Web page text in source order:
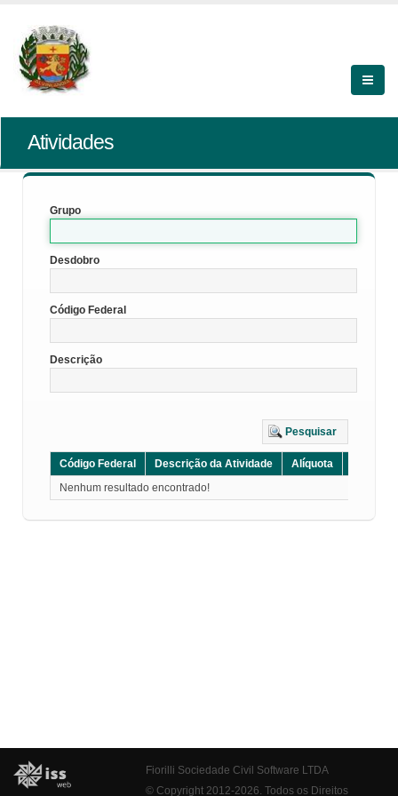
Atividades
Grupo
Desdobro
Código Federal
Descrição
Pesquisar
Código Federal Descrição da Atividade Alíquota
Nenhum resultado encontrado!
Fiorilli Sociedade Civil Software LTDA
© Copyright 2012-2026. Todos os Direitos